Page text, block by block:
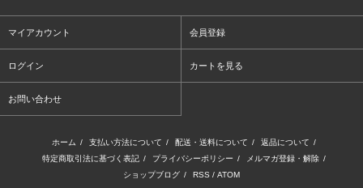
マイアカウント 会員登録
ログイン カートを見る
お問い合わせ
ホーム / 支払い方法について / 配送・送料について / 返品について /
特定商取引法に基づく表記 / プライバシーポリシー / メルマガ登録・解除 /
ショップブログ / RSS / ATOM